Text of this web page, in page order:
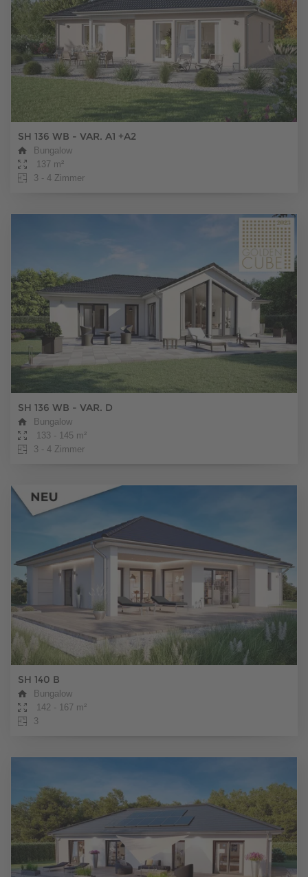
SH 136 WB - VAR. A1 +A2
Bungalow
137 m²
3 - 4 Zimmer
SH 136 WB - VAR. D
Bungalow
133 - 145 m²
3 - 4 Zimmer
SH 140 B
Bungalow
142 - 167 m²
3